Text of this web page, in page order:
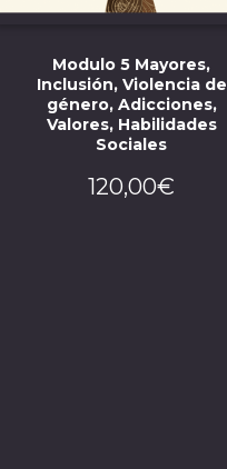
Modulo 5 Mayores,
Inclusión, Violencia de
género, Adicciones,
Valores, Habilidades
Sociales
120,00€